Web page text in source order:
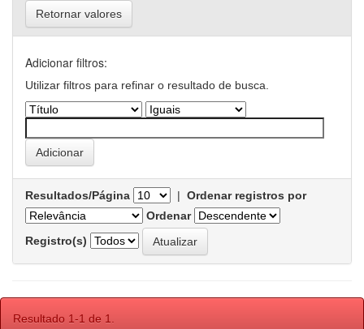
Retornar valores
Adicionar filtros:
Utilizar filtros para refinar o resultado de busca.
Resultados/Página | Ordenar registros por
Ordenar
Registro(s)
Resultado 1-1 de 1.